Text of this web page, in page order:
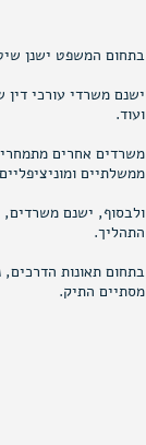
בתחום המשפט ישנן
ישנם משרדי עורכי
ועוד.
משרדים אחרים
ממשלתיים
ולבסוף, ישנם משרדים,
התהליך.
מסתיים התיק.